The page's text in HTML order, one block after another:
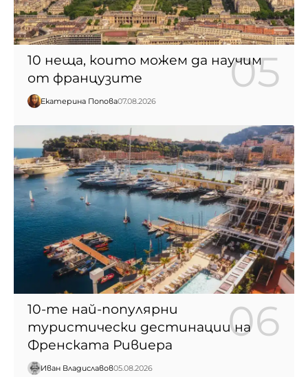
10 неща, които можем да научим
от французите
Екатерина Попова07.08.2026
10-те най-популярни
туристически дестинации на
Френската Ривиера
Иван Владиславов05.08.2026